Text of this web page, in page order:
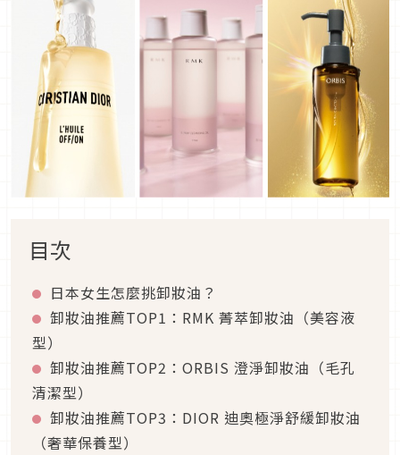
目次
日本女生怎麼挑卸妝油？
卸妝油推薦TOP1：RMK 菁萃卸妝油（美容液
型）
卸妝油推薦TOP2：ORBIS 澄淨卸妝油（毛孔
清潔型）
卸妝油推薦TOP3：DIOR 迪奧極淨舒緩卸妝油
（奢華保養型）